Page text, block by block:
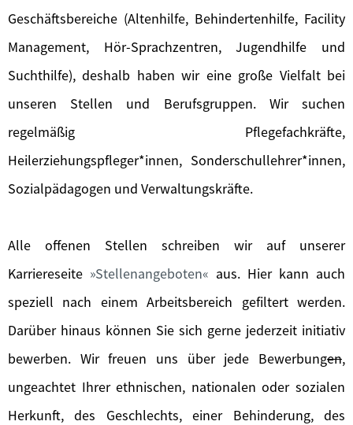
Geschäftsbereiche (Altenhilfe, Behindertenhilfe, Facility
Management, Hör-Sprachzentren, Jugendhilfe und
Suchthilfe), deshalb haben wir eine große Vielfalt bei
unseren Stellen und Berufsgruppen. Wir suchen
regelmäßig Pflegefachkräfte,
Heilerziehungspfleger*innen, Sonderschullehrer*innen,
Sozialpädagogen und Verwaltungskräfte.
Alle offenen Stellen schreiben wir auf unserer
Karriereseite
Stellenangeboten
aus. Hier kann auch
speziell nach einem Arbeitsbereich gefiltert werden.
Darüber hinaus können Sie sich gerne jederzeit initiativ
bewerben. Wir freuen uns über jede Bewerbungen,
ungeachtet Ihrer ethnischen, nationalen oder sozialen
Herkunft, des Geschlechts, einer Behinderung, des